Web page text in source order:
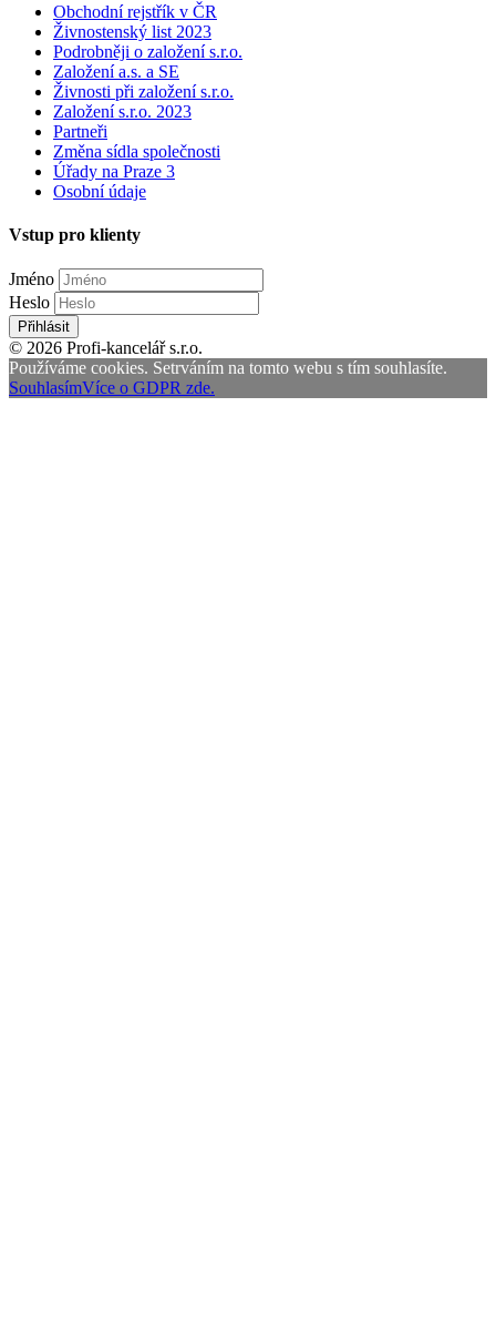
Obchodní rejstřík v ČR
Živnostenský list 2023
Podrobněji o založení s.r.o.
Založení a.s. a SE
Živnosti při založení s.r.o.
Založení s.r.o. 2023
Partneři
Změna sídla společnosti
Úřady na Praze 3
Osobní údaje
Vstup pro klienty
Jméno
Heslo
Přihlásit
© 2026 Profi-kancelář s.r.o.
Používáme cookies. Setrváním na tomto webu s tím souhlasíte.
SouhlasímVíce o GDPR zde.